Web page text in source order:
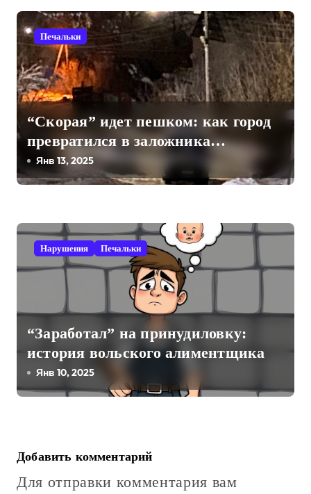
п
и
с
я
м
Печальки
“Скорая” идет пешком: как город
превратился в заложника
бюрократии и бездействия
Янв 13, 2025
Нарушения Печальки
“Заработал” на принудиловку:
история вольского алиментщика
Янв 10, 2025
Добавить комментарий
Для отправки комментария вам